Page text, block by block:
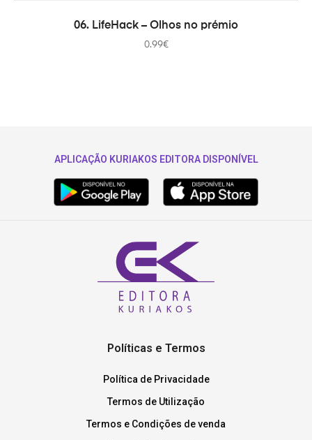
ADICIONAR
06. LifeHack – Olhos no prémio
0.99€
APLICAÇÃO KURIAKOS EDITORA DISPONÍVEL
Políticas e Termos
Política de Privacidade
Termos de Utilização
Termos e Condições de venda